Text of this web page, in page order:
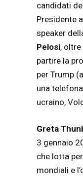
candidati
Presidente
speaker
Pelosi, oltre
partire la
per Trump
una
ucraino,
Greta
3 gennaio
che lotta
mondiali e